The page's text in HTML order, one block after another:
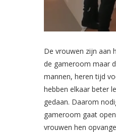
De vrouwen zijn aan
de gameroom maar
mannen, heren tijd
hebben elkaar beter
gedaan. Daarom
gameroom gaat
vrouwen hen